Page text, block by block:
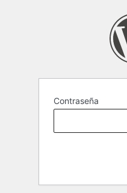
Contraseña